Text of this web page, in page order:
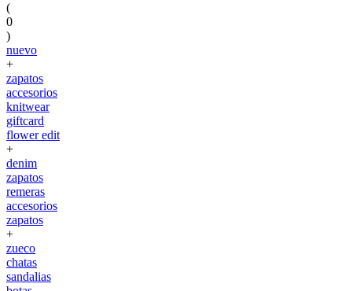
(
0
)
nuevo
+
zapatos
accesorios
knitwear
giftcard
flower edit
+
denim
zapatos
remeras
accesorios
zapatos
+
zueco
chatas
sandalias